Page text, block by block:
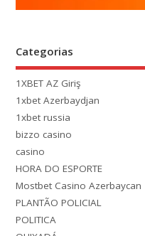
Categorias
1XBET AZ Giriş
1xbet Azerbaydjan
1xbet russia
bizzo casino
casino
HORA DO ESPORTE
Mostbet Casino Azerbaycan
PLANTÃO POLICIAL
POLITICA